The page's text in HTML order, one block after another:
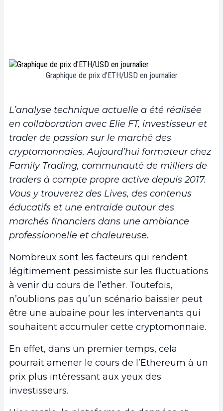
Graphique de prix d’ETH/USD en journalier
L’analyse technique actuelle a été réalisée
en collaboration avec Elie FT, investisseur et
trader de passion sur le marché des
cryptomonnaies. Aujourd’hui formateur chez
Family Trading, communauté de milliers de
traders à compte propre active depuis 2017.
Vous y trouverez des Lives, des contenus
éducatifs et une entraide autour des
marchés financiers dans une ambiance
professionnelle et chaleureuse.
Nombreux sont les facteurs qui rendent
légitimement pessimiste sur les fluctuations
à venir du cours de l’ether. Toutefois,
n’oublions pas qu’un scénario baissier peut
être une aubaine pour les intervenants qui
souhaitent accumuler cette cryptomonnaie.
En effet, dans un premier temps, cela
pourrait amener le cours de l’Ethereum à un
prix plus intéressant aux yeux des
investisseurs.